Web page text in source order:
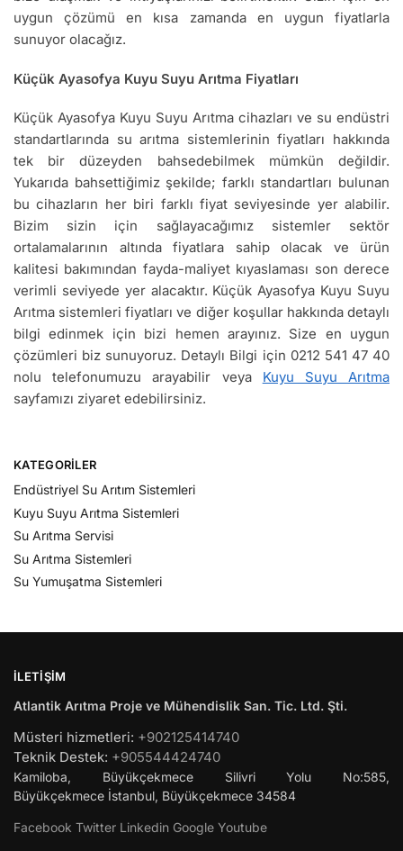
uygun çözümü en kısa zamanda en uygun fiyatlarla
sunuyor olacağız.
Küçük Ayasofya Kuyu Suyu Arıtma Fiyatları
Küçük Ayasofya Kuyu Suyu Arıtma cihazları ve su endüstri
standartlarında su arıtma sistemlerinin fiyatları hakkında
tek bir düzeyden bahsedebilmek mümkün değildir.
Yukarıda bahsettiğimiz şekilde; farklı standartları bulunan
bu cihazların her biri farklı fiyat seviyesinde yer alabilir.
Bizim sizin için sağlayacağımız sistemler sektör
ortalamalarının altında fiyatlara sahip olacak ve ürün
kalitesi bakımından fayda-maliyet kıyaslaması son derece
verimli seviyede yer alacaktır. Küçük Ayasofya Kuyu Suyu
Arıtma sistemleri fiyatları ve diğer koşullar hakkında detaylı
bilgi edinmek için bizi hemen arayınız. Size en uygun
çözümleri biz sunuyoruz. Detaylı Bilgi için 0212 541 47 40
nolu telefonumuzu arayabilir veya Kuyu Suyu Arıtma
sayfamızı ziyaret edebilirsiniz.
KATEGORILER
Endüstriyel Su Arıtım Sistemleri
Kuyu Suyu Arıtma Sistemleri
Su Arıtma Servisi
Su Arıtma Sistemleri
Su Yumuşatma Sistemleri
İLETIŞIM
Atlantik Arıtma Proje ve Mühendislik San. Tic. Ltd. Şti.
Müsteri hizmetleri: +902125414740
Teknik Destek: +905544424740
Kamiloba, Büyükçekmece Silivri Yolu No:585,
Büyükçekmece İstanbul, Büyükçekmece 34584
Facebook Twitter Linkedin Google Youtube